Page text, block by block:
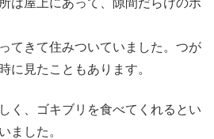
は屋上にあって、隙間だらけのボ
てきて住みついていました。つが
に見たこともあります。
く、ゴキブリを食べてくれるとい
ました。